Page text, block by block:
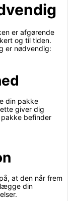
er afgørende
og til tiden.
er nødvendig:
din pakke
giver dig
befinder
at den når frem
din